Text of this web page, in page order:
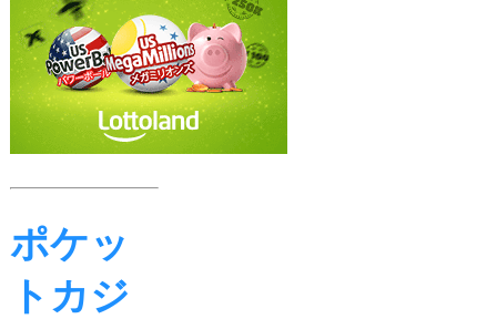
ポケッ
トカジ